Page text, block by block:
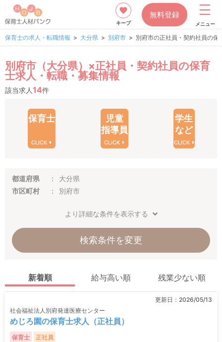
キープ
無料登録
メニュー
保育士の求人・転職情報 大分県 別府市 別府市の正社員・契約社員の保
別府市（大分県）×正社員・契約社員の保育
士求人・転職・募集情報
該当求人14件
保育士
CLICK
児童
指導員
CLICK
学生
など
CLICK
都道府県
大分県
市区町村
別府市
より詳細な条件を表示する
検索条件を変更
新着順 給与高い順 残業少ない順
更新日： 2026/05/13
社会福祉法人別府発達医療センター
めじろ園の保育士求人（正社員）
保育士 正社員